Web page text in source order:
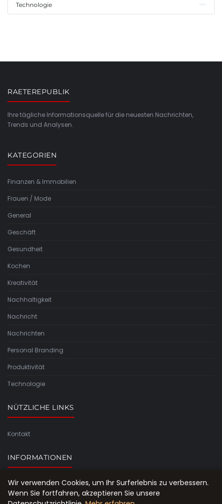
Technologie
RAETEREPUBLIK
Ihre tägliche Informationsquelle für die neuesten Nachrichten,
Trends und Analysen.
KATEGORIEN
Finanzen & Immobilien
Frauen / Mode
General
Geschäft
Gesundheit
Kochen
Kreativität
Nachhaltigkeit
Nachricht
Nachrichten
Personal Branding
Produktivität
Technologie
NÜTZLICHE LINKS
Kontakt
INFORMATIONEN
Seitenübersicht
Wir verwenden Cookies, um Ihr Surferlebnis zu verbessern.
Wenn Sie fortfahren, akzeptieren Sie unsere